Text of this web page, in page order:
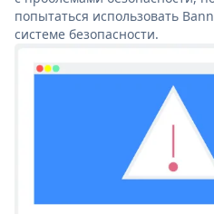
попытаться использовать
системе безопасности.